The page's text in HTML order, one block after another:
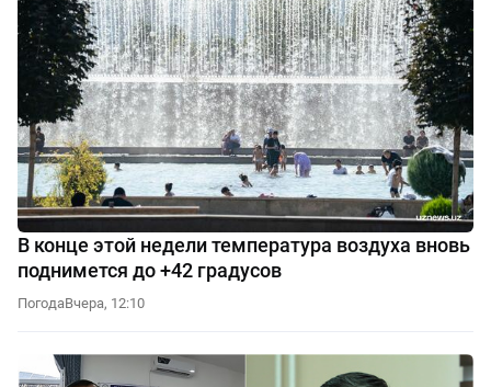
В конце этой недели температура воздуха вновь
поднимется до +42 градусов
ПогодаВчера, 12:10